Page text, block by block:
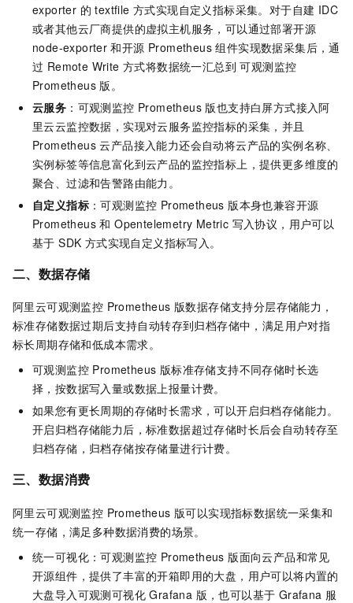
exporter 的 textfile 方式实现自定义指标采集。对于自建 IDC
或者其他云厂商提供的虚拟主机服务，可以通过部署开源
node-exporter 和开源 Prometheus 组件实现数据采集后，通
过 Remote Write 方式将数据统一汇总到可观测监控
Prometheus 版 。
云服务 ： 可观测监控 Prometheus 版也支持白屏方式接入阿
里云云监控数据，实现对云服务监控指标的采集，并且
Prometheus 云产品接入能力还会自动将云产品的实例名称、
实例标签等信息富化到云产品的监控指标上，提供更多维度的
聚合、过滤和告警路由能力。
自定义指标 ：可观测监控 Prometheus 版本身也兼容开源
Prometheus 和 Opentelemetry Metric 写入协议，用户可以
基于 SDK 方式实现自定义指标写入。
二、数据存储
阿里云可观测监控 Prometheus 版数据存储支持分层存储能力，
标准存储数据过期后支持自动转存到归档存储中，满足用户对指
标长周期存储和低成本需求。
可观测监控 Prometheus 版标准存储支持不同存储时长选
择，按数据写入量或数据上报量计费。
如果您有更长周期的存储时长需求，可以开启归档存储能力。
开启归档存储能力后，标准数据超过存储时长后会自动转存至
归档存储，归档存储按存储量进行计费。
三、数据消费
阿里云可观测监控 Prometheus 版可以实现指标数据统一采集和
统一存储，满足多种数据消费的场景。
统一可视化：可观测监控 Prometheus 版面向云产品和常见
开源组件，提供了丰富的开箱即用的大盘，用户可以将内置的
大盘导入可观测可视化 Grafana 版，也可以基于 Grafana 服